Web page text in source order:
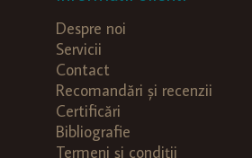
Despre noi
Servicii
Contact
Recomandări și recenzii
Certificări
Bibliografie
Termeni și condiții